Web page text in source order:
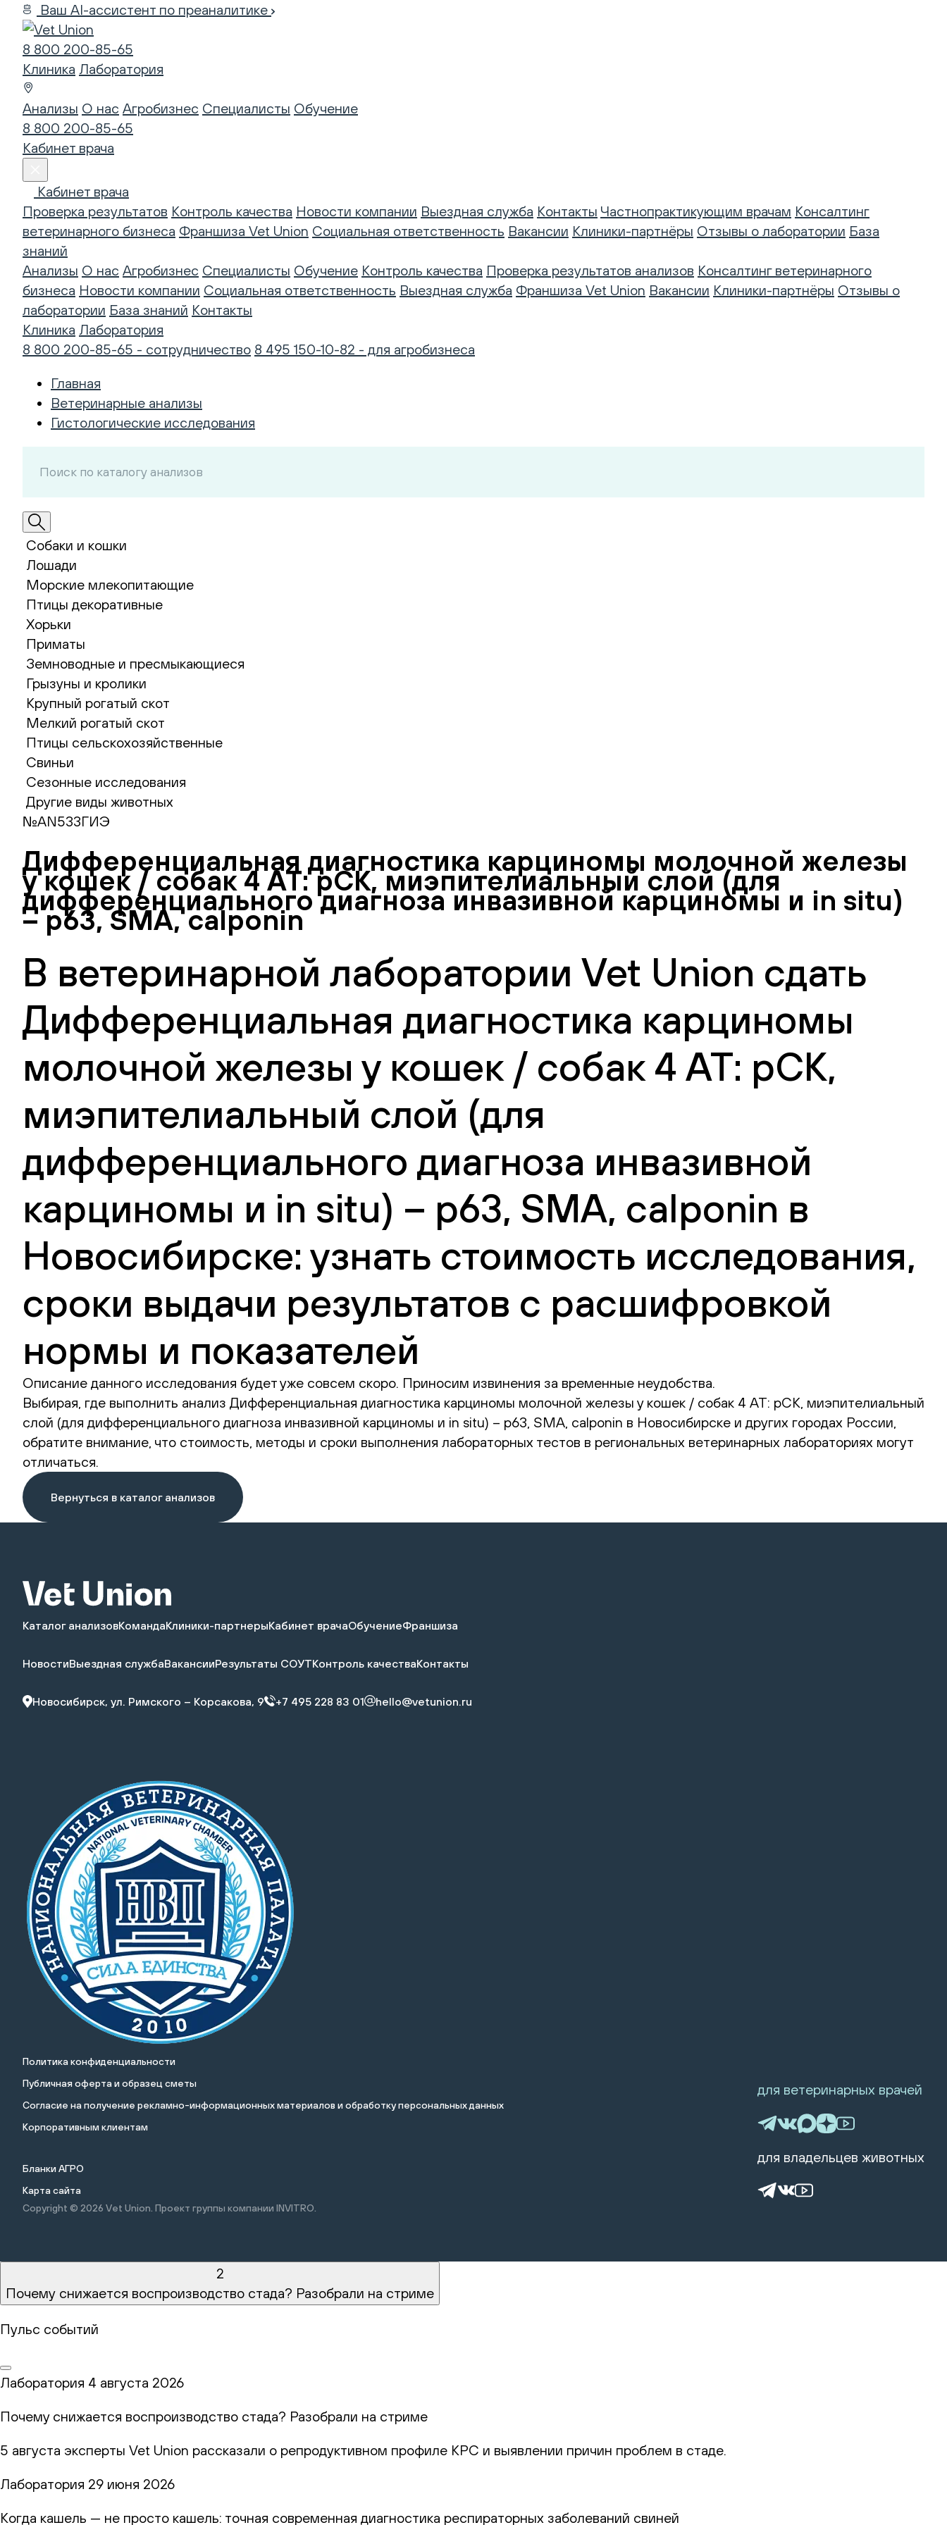
Ваш AI-ассистент по преаналитике
8 800 200-85-65
Клиника Лаборатория
Анализы О нас Агробизнес Специалисты Обучение
8 800 200-85-65
Кабинет врача
Кабинет врача
Проверка результатов Контроль качества Новости компании Выездная служба Контакты Частнопрактикующим врачам Консалтинг
ветеринарного бизнеса Франшиза Vet Union Социальная ответственность Вакансии Клиники-партнёры Отзывы о лаборатории База
знаний
Анализы О нас Агробизнес Специалисты Обучение Контроль качества Проверка результатов анализов Консалтинг ветеринарного
бизнеса Новости компании Социальная ответственность Выездная служба Франшиза Vet Union Вакансии Клиники-партнёры Отзывы о
лаборатории База знаний Контакты
Клиника Лаборатория
8 800 200-85-65 - сотрудничество 8 495 150-10-82 - для агробизнеса
Главная
Ветеринарные анализы
Гистологические исследования
Собаки и кошки
Лошади
Морские млекопитающие
Птицы декоративные
Хорьки
Приматы
Земноводные и пресмыкающиеся
Грызуны и кролики
Крупный рогатый скот
Мелкий рогатый скот
Птицы сельскохозяйственные
Свиньи
Сезонные исследования
Другие виды животных
№AN533ГИЭ
Дифференциальная диагностика карциномы молочной железы
у кошек / собак 4 АТ: pCK, миэпителиальный слой (для
дифференциального диагноза инвазивной карциномы и in situ)
– p63, SMA, calponin
В ветеринарной лаборатории Vet Union сдать
Дифференциальная диагностика карциномы
молочной железы у кошек / собак 4 АТ: pCK,
миэпителиальный слой (для
дифференциального диагноза инвазивной
карциномы и in situ) – p63, SMA, calponin в
Новосибирске: узнать стоимость исследования,
сроки выдачи результатов с расшифровкой
нормы и показателей
Описание данного исследования будет уже совсем скоро. Приносим извинения за временные неудобства.
Выбирая, где выполнить анализ Дифференциальная диагностика карциномы молочной железы у кошек / собак 4 АТ: pCK, миэпителиальный
слой (для дифференциального диагноза инвазивной карциномы и in situ) – p63, SMA, calponin в Новосибирске и других городах России,
обратите внимание, что стоимость, методы и сроки выполнения лабораторных тестов в региональных ветеринарных лабораториях могут
отличаться.
Вернуться в каталог анализов
Каталог анализовКомандаКлиники-партнерыКабинет врачаОбучениеФраншиза
НовостиВыездная службаВакансииРезультаты СОУТКонтроль качестваКонтакты
Новосибирск, ул. Римского – Корсакова, 9 +7 495 228 83 01 hello@vetunion.ru
Политика конфиденциальности
Публичная оферта и образец сметы
Cогласие на получение рекламно-информационных материалов и обработку персональных данных
Корпоративным клиентам
Бланки АГРО
Карта сайта
Copyright © 2026 Vet Union. Проект группы компании INVITRO.
для ветеринарных врачей
для владельцев животных
2
Почему снижается воспроизводство стада? Разобрали на стриме
Пульс событий
Лаборатория 4 августа 2026
Почему снижается воспроизводство стада? Разобрали на стриме
5 августа эксперты Vet Union рассказали о репродуктивном профиле КРС и выявлении причин проблем в стаде.
Лаборатория 29 июня 2026
Когда кашель — не просто кашель: точная современная диагностика респираторных заболеваний свиней